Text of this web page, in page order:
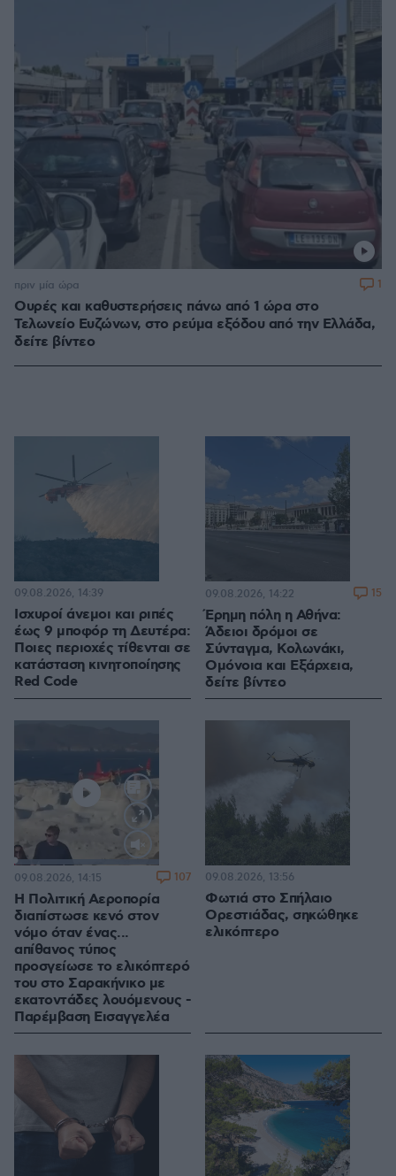
Ουρές και καθυστερήσεις πάνω από 1 ώρα στο
Τελωνείο Ευζώνων, στο ρεύμα εξόδου από την Ελλάδα,
δείτε βίντεο
πριν μία ώρα 1
Ισχυροί άνεμοι και ριπές
έως 9 μποφόρ τη Δευτέρα:
Ποιες περιοχές τίθενται σε
κατάσταση κινητοποίησης
Red Code
09.08.2026, 14:39
Έρημη πόλη η Αθήνα:
Άδειοι δρόμοι σε
Σύνταγμα, Κολωνάκι,
Ομόνοια και Εξάρχεια,
δείτε βίντεο
09.08.2026, 14:22 15
Loaded
100.00%
Η Πολιτική Αεροπορία
διαπίστωσε κενό στον
νόμο όταν ένας...
απίθανος τύπος
προσγείωσε το ελικόπτερό
του στο Σαρακήνικο με
εκατοντάδες λουόμενους -
Παρέμβαση Εισαγγελέα
09.08.2026, 14:15 107
Φωτιά στο Σπήλαιο
Ορεστιάδας, σηκώθηκε
ελικόπτερο
09.08.2026, 13:56